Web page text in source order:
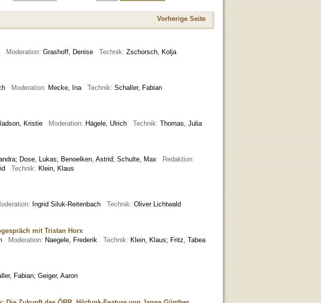
Vorherige Seite
Moderation: Grashoff, Denise Technik: Zschorsch, Kolja
Moderation: Mecke, Ina Technik: Schaller, Fabian
Kristie Moderation: Hägele, Ulrich Technik: Thomas, Julia
; Dose, Lukas; Benoelken, Astrid; Schulte, Max
Redaktion:
Technik: Klein, Klaus
Ingrid Siluk-Reitenbach Technik: Oliver Lichtwald
mit Tristan Horx
Moderation: Naegele, Frederik Technik: Klein, Klaus; Fritz, Tabea
Fabian; Geiger, Aaron